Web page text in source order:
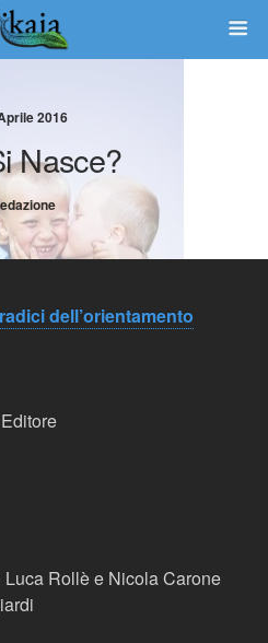
2016
Nasce?
dell’orientamento
Rollè e Nicola Carone